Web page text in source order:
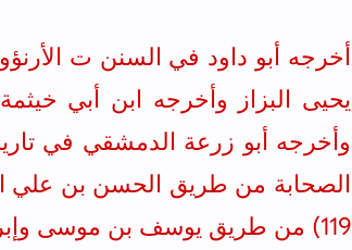
أخرجه أبو داود في السنن ت الأرنؤوط
يحيى البزاز وأخرجه
وأخرجه أبو زرعة الدمشقي في
الصحابة من طريق الحسن بن علي
119) من طريق يوسف بن موسى و